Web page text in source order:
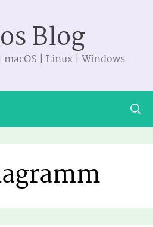
Blog
| Linux | Windows